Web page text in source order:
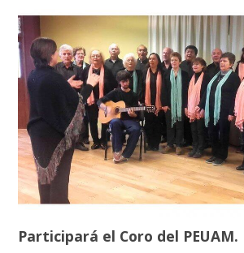
Participará el Coro del PEUAM.